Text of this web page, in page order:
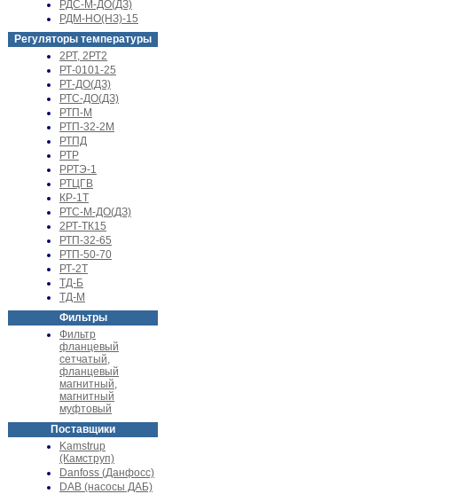
РДС-М-ДО(ДЗ)
РДМ-НО(НЗ)-15
Регуляторы температуры
2РТ, 2РТ2
РТ-0101-25
РТ-ДО(ДЗ)
РТС-ДО(ДЗ)
РТП-М
РТП-32-2М
РТПД
РТР
РРТЭ-1
РТЦГВ
КР-1Т
РТС-М-ДО(ДЗ)
2РТ-ТК15
РТП-32-65
РТП-50-70
РТ-2Т
ТД-Б
ТД-М
Фильтры
Фильтр
фланцевый
сетчатый,
фланцевый
магнитный,
магнитный
муфтовый
Поставщики
Kamstrup
(Камструп)
Danfoss (Данфосс)
DAB (насосы ДАБ)